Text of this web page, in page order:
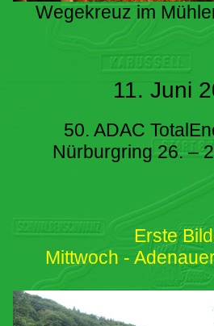
Wegekreuz im
11. Juni
50. ADAC
Nürburgring 26. –
Erste
Mittwoch -